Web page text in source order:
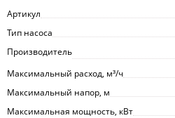
Артикул
Тип насоса
Производитель
Максимальный расход, м³/ч
Максимальный напор, м
Максимальная мощность, кВт